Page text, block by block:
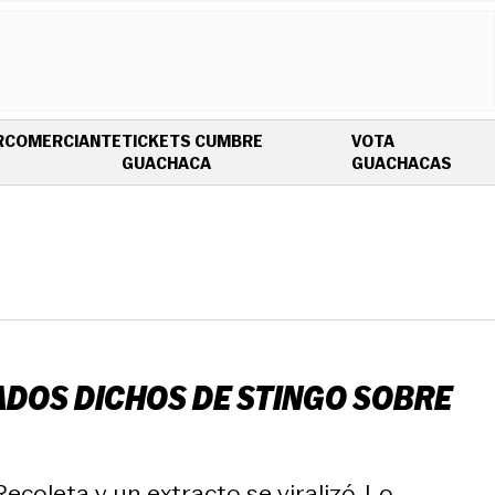
COMERCIANTETICKETS CUMBRE
GUACHACAOPENS IN NEW WINDOW
VOTA
GUACHACAS
DICHOS DE STINGO SOBRE